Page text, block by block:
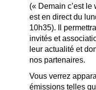
(« Demain c’est
est en direct du
10h35). Il
invités et
leur actualité et
nos partenaires.
Vous verrez
émissions telles